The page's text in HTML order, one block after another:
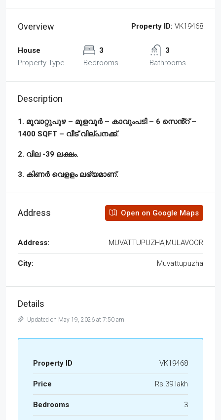
Overview Property ID: VK19468
House
Property Type
3
Bedrooms
3
Bathrooms
Description
1. മൂവാറ്റുപുഴ – മുളവൂർ – കാവുംപടി – 6 സെൻ്റ് –
1400 SQFT – വീട് വില്പനക്ക്.
2. വില -39 ലക്ഷം.
3. കിണർ വെളളം ലഭ്യമാണ്.
Address Open on Google Maps
Address: MUVATTUPUZHA,MULAVOOR
City: Muvattupuzha
Details
Updated on May 19, 2026 at 7:50 am
Property ID VK19468
Price Rs.39 lakh
Bedrooms 3